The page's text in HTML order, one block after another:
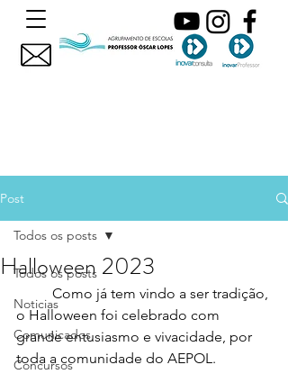
Post
Todos os posts
Noticias
Comunicados
Concursos
Todos os posts
Halloween 2023
o Halloween foi celebrado com
grande entusiasmo e vivacidade, por
toda a comunidade do AEPOL.